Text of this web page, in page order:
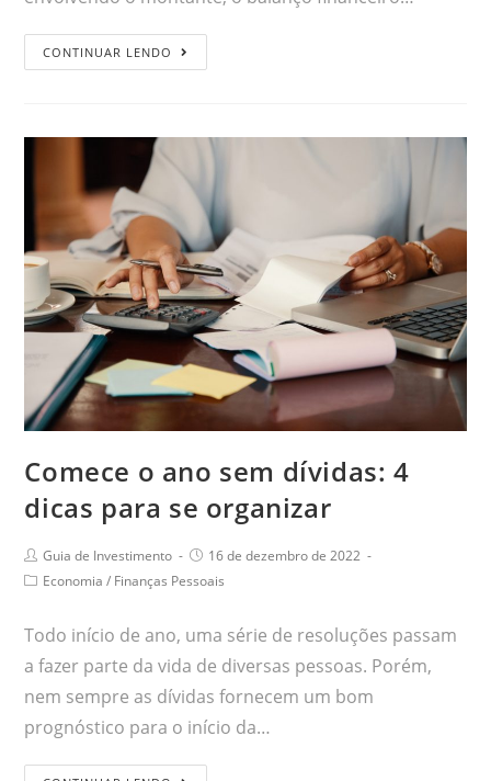
CONTINUAR LENDO
Comece o ano sem dívidas: 4
dicas para se organizar
Guia de Investimento
16 de dezembro de 2022
Economia / Finanças Pessoais
Todo início de ano, uma série de resoluções passam
a fazer parte da vida de diversas pessoas. Porém,
nem sempre as dívidas fornecem um bom
prognóstico para o início da…